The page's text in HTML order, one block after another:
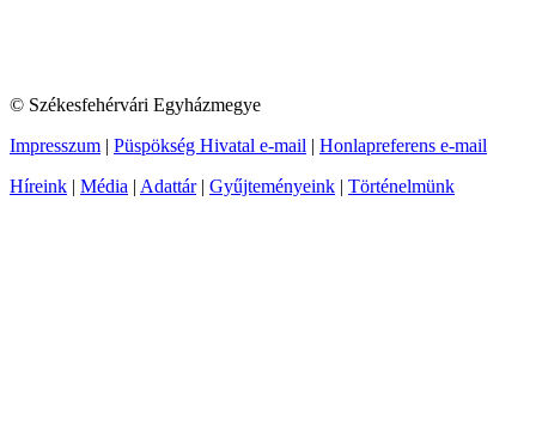
© Székesfehérvári Egyházmegye
Impresszum | Püspökség Hivatal e-mail | Honlapreferens e-mail
Híreink | Média | Adattár| Gyűjteményeink | Történelmünk